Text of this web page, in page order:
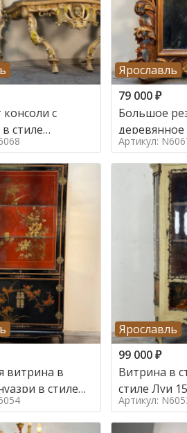
с
стиле
Ярославль
79 000₽
Большое
деревянное
золочением
Артикул:
витрина в
в стиле
Ярославль
99 000₽
Витрина в
стиле Луи
Артикул: